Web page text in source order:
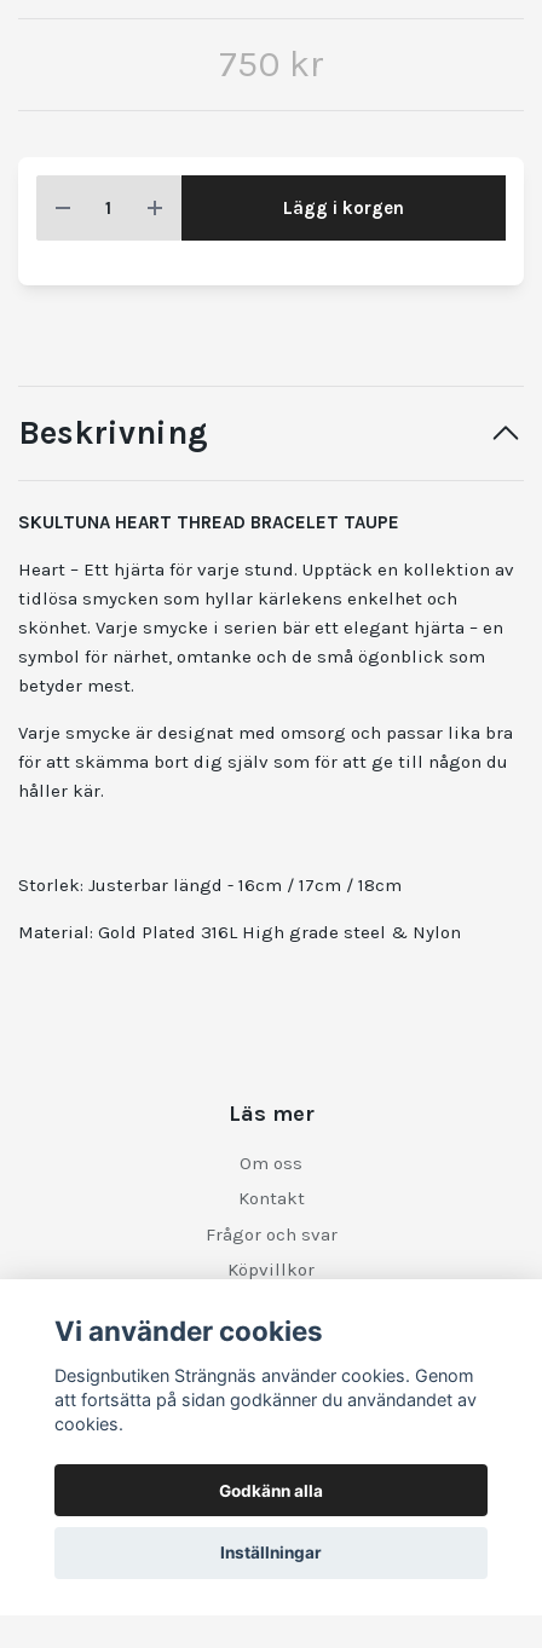
750 kr
Lägg i korgen
Beskrivning
SKULTUNA HEART THREAD BRACELET TAUPE
Heart – Ett hjärta för varje stund. Upptäck en kollektion av
tidlösa smycken som hyllar kärlekens enkelhet och
skönhet. Varje smycke i serien bär ett elegant hjärta – en
symbol för närhet, omtanke och de små ögonblick som
betyder mest.
Varje smycke är designat med omsorg och passar lika bra
för att skämma bort dig själv som för att ge till någon du
håller kär.
Storlek: Justerbar längd - 16cm / 17cm / 18cm
Material: Gold Plated 316L High grade steel & Nylon
Läs mer
Om oss
Kontakt
Frågor och svar
Köpvillkor
Sociala medier
Vi använder cookies
Designbutiken Strängnäs använder cookies. Genom
att fortsätta på sidan godkänner du användandet av
cookies.
Godkänn alla
Inställningar